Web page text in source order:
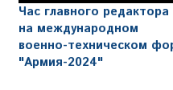
Час главного
на международном
военно-техническом
"Армия-2024"